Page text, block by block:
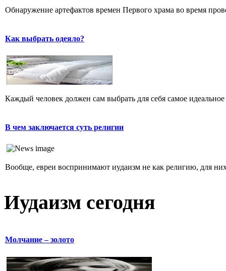
Обнаружение артефактов времен Первого храма во время
Как выбрать одеяло?
Каждый человек должен сам выбрать для себя самое
В чем заключается суть религии
Вообще, евреи воспринимают иудаизм не как религию, для
Иудаизм сегодня
Молчание – золото